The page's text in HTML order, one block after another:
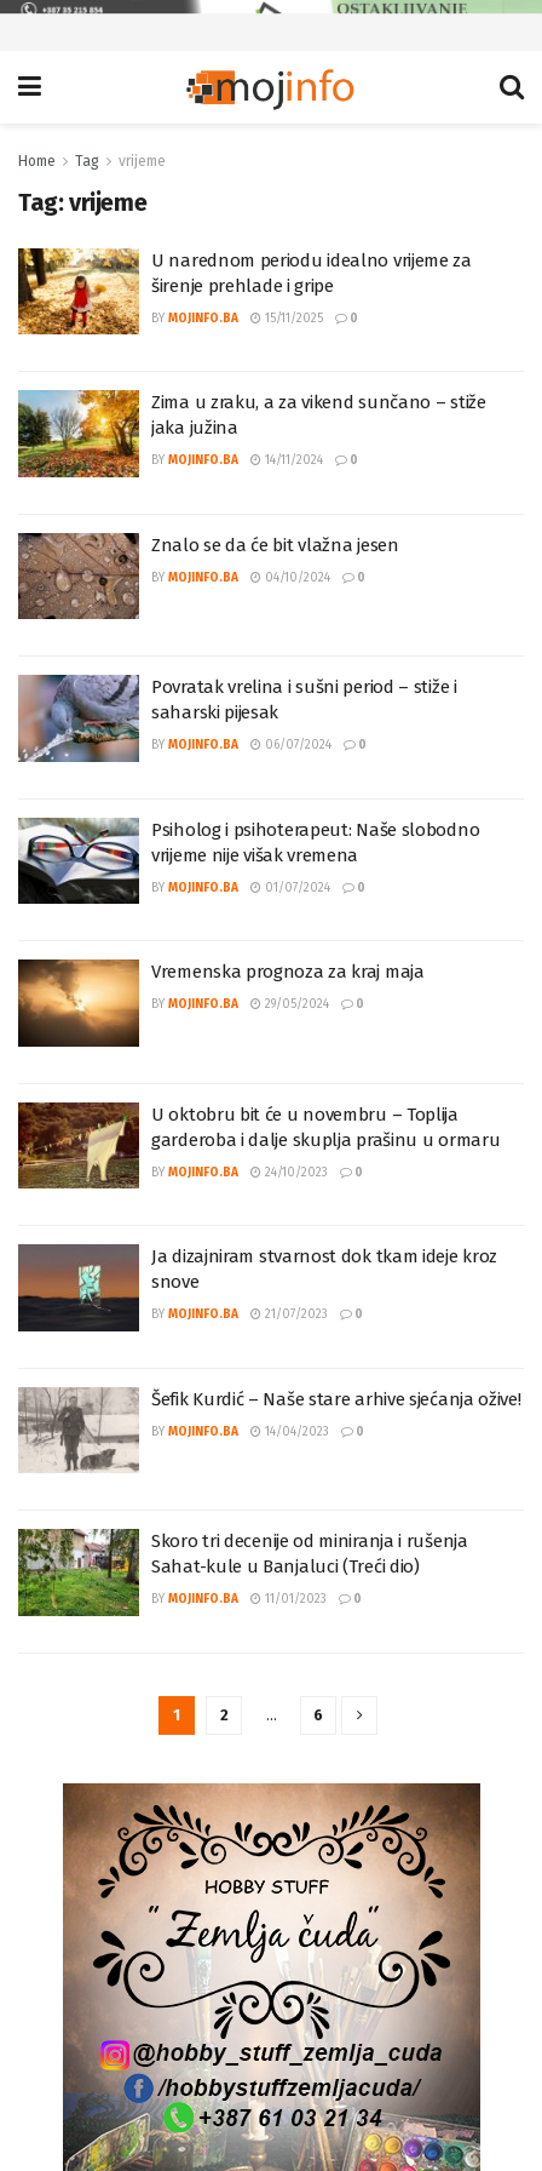
Home Tag vrijeme
Tag:vrijeme
U narednom periodu idealno vrijeme za
širenje prehlade i gripe
BY MOJINFO.BA 15/11/2025 0
Zima u zraku, a za vikend sunčano – stiže
jaka južina
BY MOJINFO.BA 14/11/2024 0
Znalo se da će bit vlažna jesen
BY MOJINFO.BA 04/10/2024 0
Povratak vrelina i sušni period – stiže i
saharski pijesak
BY MOJINFO.BA 06/07/2024 0
Psiholog i psihoterapeut: Naše slobodno
vrijeme nije višak vremena
BY MOJINFO.BA 01/07/2024 0
Vremenska prognoza za kraj maja
BY MOJINFO.BA 29/05/2024 0
U oktobru bit će u novembru – Toplija
garderoba i dalje skuplja prašinu u ormaru
BY MOJINFO.BA 24/10/2023 0
Ja dizajniram stvarnost dok tkam ideje kroz
snove
BY MOJINFO.BA 21/07/2023 0
Šefik Kurdić – Naše stare arhive sjećanja ožive!
BY MOJINFO.BA 14/04/2023 0
Skoro tri decenije od miniranja i rušenja
Sahat-kule u Banjaluci (Treći dio)
BY MOJINFO.BA 11/01/2023 0
1 2 … 6